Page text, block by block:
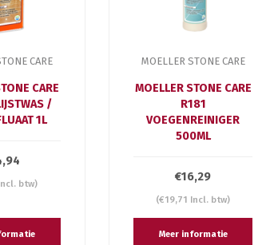
CARE
CARE
/
1L
btw)
MOELLER STONE CARE
MOELLER STONE CARE
R181
VOEGENREINIGER
500ML
€16,29
(€19,71 Incl. btw)
Meer informatie